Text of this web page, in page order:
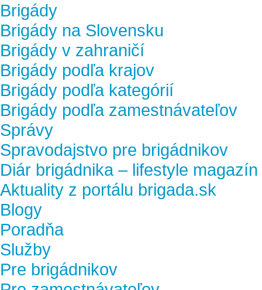
Brigády
Brigády na Slovensku
Brigády v zahraničí
Brigády podľa krajov
Brigády podľa kategórií
Brigády podľa zamestnávateľov
Správy
Spravodajstvo pre brigádnikov
Diár brigádnika – lifestyle magazín
Aktuality z portálu brigada.sk
Blogy
Poradňa
Služby
Pre brigádnikov